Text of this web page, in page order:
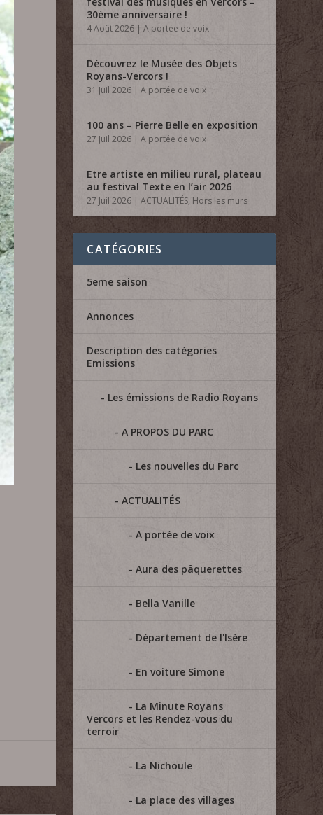
30ème anniversaire !
4 Août 2026 |A portée de voix
Découvrez le Musée des Objets
Royans-Vercors !
31 Juil 2026 |A portée de voix
100 ans – Pierre Belle en exposition
27 Juil 2026 |A portée de voix
Etre artiste en milieu rural, plateau
au festival Texte en l’air 2026
27 Juil 2026 |ACTUALITÉS, Hors les murs
CATÉGORIES
5eme saison
Annonces
Description des catégories
Emissions
Les émissions de Radio Royans
A PROPOS DU PARC
Les nouvelles du Parc
ACTUALITÉS
A portée de voix
Aura des pâquerettes
Bella Vanille
Département de l'Isère
En voiture Simone
La Minute Royans
Vercors et les Rendez-vous du
terroir
La Nichoule
La place des villages